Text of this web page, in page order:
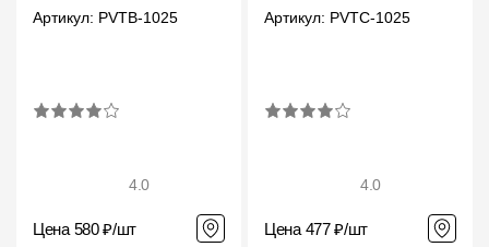
Артикул: PVTB-1025
4.0
Цена 580 ₽/шт
Артикул: PVTC-1025
4.0
Цена 477 ₽/шт